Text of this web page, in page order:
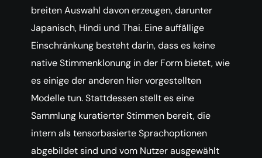
breiten Auswahl davon erzeugen, darunter
Japanisch, Hindi und Thai. Eine auffällige
Einschränkung besteht darin, dass es keine
native Stimmenklonung in der Form bietet, wie
es einige der anderen hier vorgestellten
Modelle tun. Stattdessen stellt es eine
Sammlung kuratierter Stimmen bereit, die
intern als tensorbasierte Sprachoptionen
abgebildet sind und vom Nutzer ausgewählt